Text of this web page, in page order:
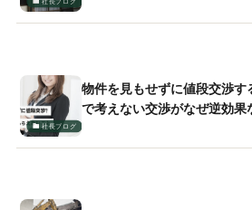
スクと事前準備の重要性
社長ブログ
物件を見もせずに値段交渉す
で考えない交渉がなぜ逆効果